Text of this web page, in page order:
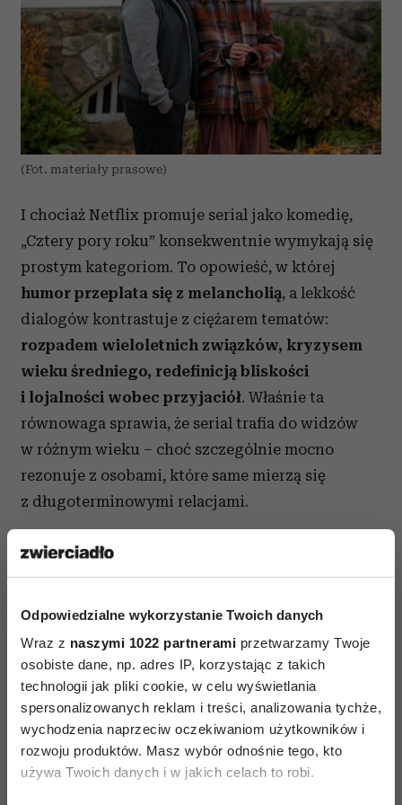
Odpowiedzialne wykorzystanie Twoich danych
Wraz z naszymi 1022 partnerami przetwarzamy Twoje
osobiste dane, np. adres IP, korzystając z takich
technologii jak pliki cookie, w celu wyświetlania
spersonalizowanych reklam i treści, analizowania tychże,
wychodzenia naprzeciw oczekiwaniom użytkowników i
rozwoju produktów. Masz wybór odnośnie tego, kto
używa Twoich danych i w jakich celach to robi.
(Fot. materiały prasowe)
I chociaż Netflix promuje serial jako komedię,
„Cztery pory roku” konsekwentnie wymykają się
prostym kategoriom. To opowieść, w której
humor przeplata się z melancholią, a lekkość
dialogów kontrastuje z ciężarem tematów:
rozpadem wieloletnich związków, kryzysem
wieku średniego, redefinicją bliskości
i lojalności wobec przyjaciół. Właśnie ta
równowaga sprawia, że serial trafia do widzów
w różnym wieku – choć szczególnie mocno
rezonuje z osobami, które same mierzą się
z długoterminowymi relacjami.
Jednym z mocniejszych punktów produkcji jest
Kerri Kenney-Silver,Colman Domingooraz
Marco Calvani. I to właśnie ich aktorstwo
sprawia, że nawet pozornie proste sceny, takie
jak rozmowy przy stole, nabierają
emocjonalnej
głębi.